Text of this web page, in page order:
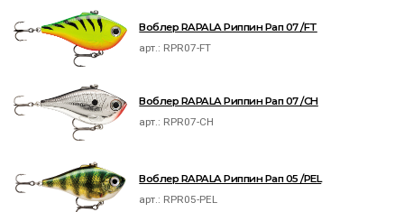
Воблер RAPALA Риппин Рап 07 /FT
арт.: RPR07-FT
Воблер RAPALA Риппин Рап 07 /CH
арт.: RPR07-CH
Воблер RAPALA Риппин Рап 05 /PEL
арт.: RPR05-PEL